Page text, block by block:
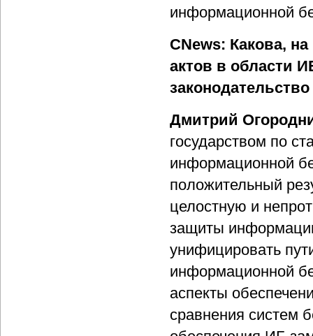
информационной
CNews: Какова,
актов в области
Дмитрий
государством по
информационной
положительный
целостную и
защиты
унифицировать
информационной
аспекты
сравнения систем